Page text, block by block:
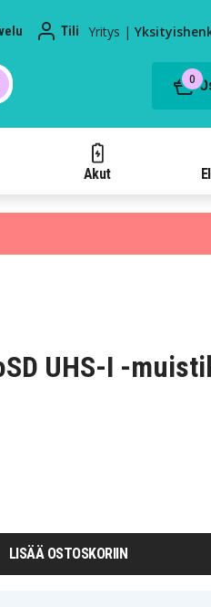
Tili Yritys |
0
Akut
UHS-I -
LISÄÄ OSTOSKORIIN